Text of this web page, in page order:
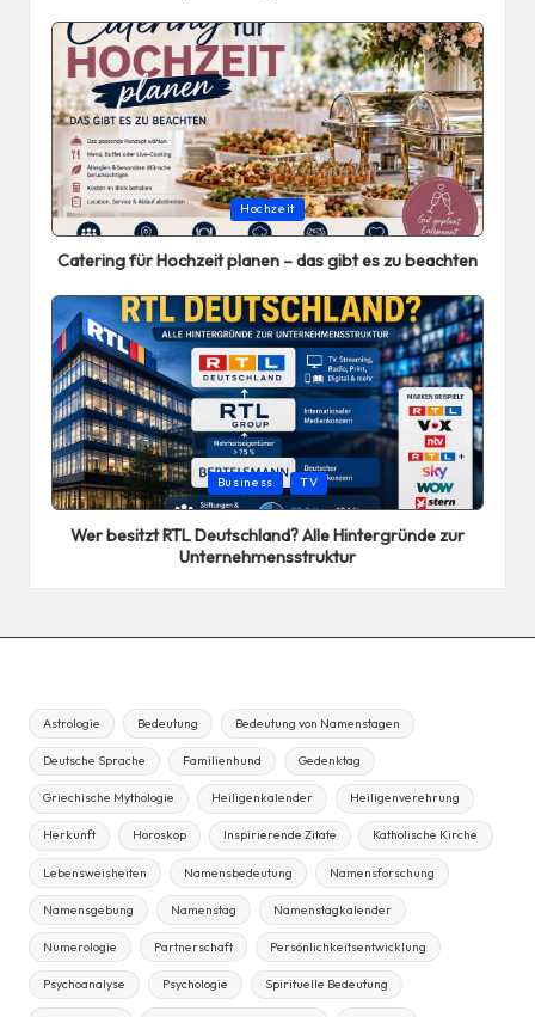
Posted
in
Hochzeit
Catering für Hochzeit planen – das gibt es zu beachten
Posted
in
Business TV
Wer besitzt RTL Deutschland? Alle Hintergründe zur
Unternehmensstruktur
Astrologie Bedeutung Bedeutung von Namenstagen
Deutsche Sprache Familienhund Gedenktag
Griechische Mythologie Heiligenkalender Heiligenverehrung
Herkunft Horoskop Inspirierende Zitate Katholische Kirche
Lebensweisheiten Namensbedeutung Namensforschung
Namensgebung Namenstag Namenstagkalender
Numerologie Partnerschaft Persönlichkeitsentwicklung
Psychoanalyse Psychologie Spirituelle Bedeutung